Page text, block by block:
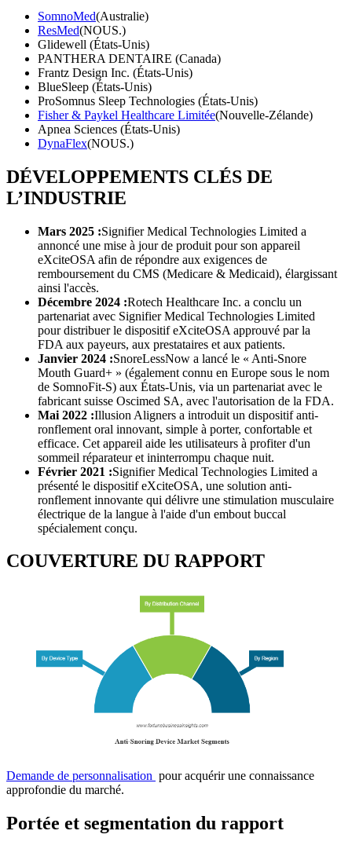
SomnoMed(Australie)
ResMed(NOUS.)
Glidewell (États-Unis)
PANTHERA DENTAIRE (Canada)
Frantz Design Inc. (États-Unis)
BlueSleep (États-Unis)
ProSomnus Sleep Technologies (États-Unis)
Fisher & Paykel Healthcare Limitée(Nouvelle-Zélande)
Apnea Sciences (États-Unis)
DynaFlex(NOUS.)
DÉVELOPPEMENTS CLÉS DE
L’INDUSTRIE
Mars 2025 :Signifier Medical Technologies Limited a
annoncé une mise à jour de produit pour son appareil
eXciteOSA afin de répondre aux exigences de
remboursement du CMS (Medicare & Medicaid), élargissant
ainsi l'accès.
Décembre 2024 :Rotech Healthcare Inc. a conclu un
partenariat avec Signifier Medical Technologies Limited
pour distribuer le dispositif eXciteOSA approuvé par la
FDA aux payeurs, aux prestataires et aux patients.
Janvier 2024 :SnoreLessNow a lancé le « Anti-Snore
Mouth Guard+ » (également connu en Europe sous le nom
de SomnoFit-S) aux États-Unis, via un partenariat avec le
fabricant suisse Oscimed SA, avec l'autorisation de la FDA.
Mai 2022 :Illusion Aligners a introduit un dispositif anti-
ronflement oral innovant, simple à porter, confortable et
efficace. Cet appareil aide les utilisateurs à profiter d'un
sommeil réparateur et ininterrompu chaque nuit.
Février 2021 :Signifier Medical Technologies Limited a
présenté le dispositif eXciteOSA, une solution anti-
ronflement innovante qui délivre une stimulation musculaire
électrique de la langue à l'aide d'un embout buccal
spécialement conçu.
COUVERTURE DU RAPPORT
Demande de personnalisation pour acquérir une connaissance
approfondie du marché.
Portée et segmentation du rapport